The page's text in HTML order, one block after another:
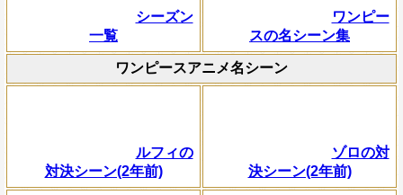
シーズン
一覧
ワンピー
スの名シーン集
ワンピースアニメ名シーン
ルフィの
対決シーン(2年前)
ゾロの対
決シーン(2年前)